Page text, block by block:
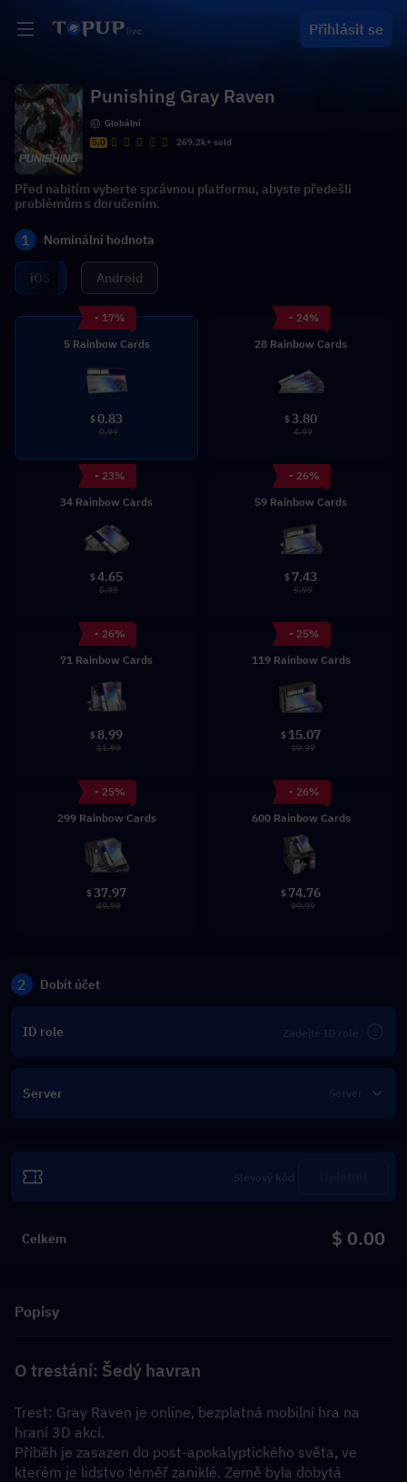
Přihlásit se
Punishing Gray Raven
Globální
5.0
269.2k+ sold
Před nabitím vyberte správnou platformu, abyste předešli
problémům s doručením.
1 Nominální hodnota
iOS Android
- 17%
5 Rainbow Cards
$0.83
0.99
- 24%
28 Rainbow Cards
$3.80
4.99
- 23%
34 Rainbow Cards
$4.65
5.99
- 26%
59 Rainbow Cards
$ 7.43
9.99
- 26%
71 Rainbow Cards
$ 8.99
11.99
- 25%
119 Rainbow Cards
$ 15.07
19.99
- 25%
299 Rainbow Cards
$37.97
49.99
- 26%
600 Rainbow Cards
$ 74.76
99.99
2 Dobít účet
ID role
Server
Celkem $ 0.00
Popisy
O trestání: Šedý havran
Trest: Gray Raven je online, bezplatná mobilní hra na
hraní 3D akcí.
Příběh je zasazen do post-apokalyptického světa, ve
kterém je lidstvo téměř zaniklé. Země byla dobytá